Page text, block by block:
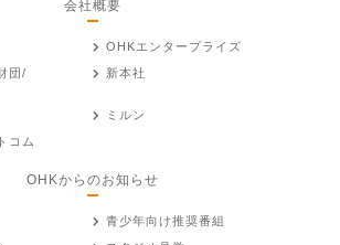
会社概要
OHKエンタープライズ
団/
新本社
ミルン
コム
OHKからのお知らせ
青少年向け推奨番組